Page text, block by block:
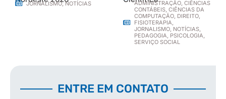
JORNALISMO,NOTÍCIAS
ADMINISTRAÇÃO, CIÊNCIAS
CONTÁBEIS, CIÊNCIAS DA
COMPUTAÇÃO, DIREITO,
FISIOTERAPIA,
JORNALISMO, NOTÍCIAS,
PEDAGOGIA, PSICOLOGIA,
SERVIÇO SOCIAL
ENTRE EM CONTATO